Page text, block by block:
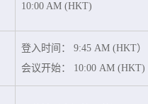
10:00 AM (HKT)
登入时间： 9:45 AM (HKT）
会议开始： 10:00 AM (HKT)